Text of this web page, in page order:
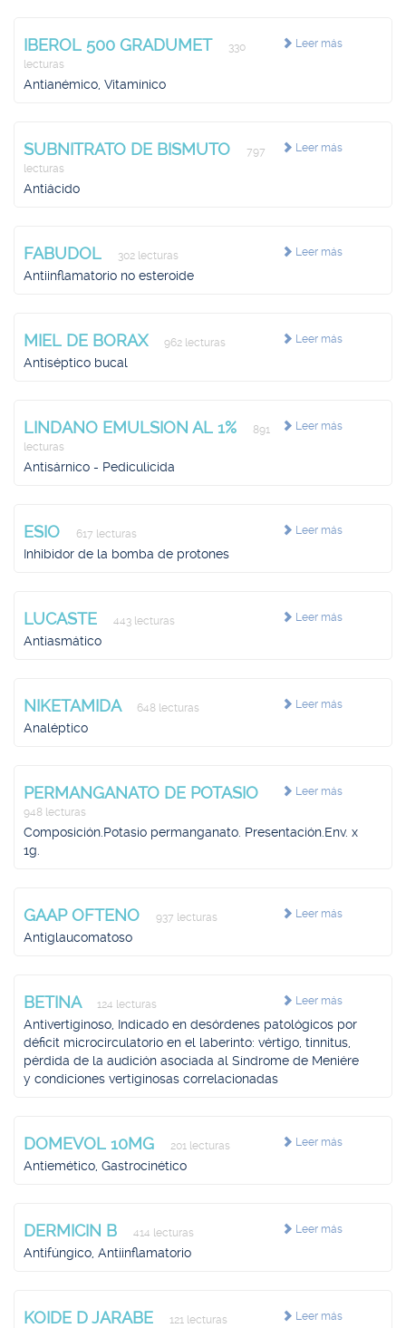
Leer más
IBEROL 500 GRADUMET
330
lecturas
Antianémico, Vitamínico
Leer más
SUBNITRATO DE BISMUTO
797
lecturas
Antiácido
Leer más
FABUDOL 302 lecturas
Antiinflamatorio no esteroide
Leer más
MIEL DE BORAX 962 lecturas
Antiséptico bucal
Leer más
LINDANO EMULSION AL 1%
891
lecturas
Antisárnico - Pediculicida
Leer más
ESIO 617 lecturas
Inhibidor de la bomba de protones
Leer más
LUCASTE 443 lecturas
Antiasmático
Leer más
NIKETAMIDA 648 lecturas
Analéptico
Leer más
PERMANGANATO DE POTASIO
948 lecturas
Composición.Potasio permanganato. Presentación.Env. x
1g.
Leer más
GAAP OFTENO 937 lecturas
Antiglaucomatoso
Leer más
BETINA 124 lecturas
Antivertiginoso, Indicado en desórdenes patológicos por
déficit microcirculatorio en el laberinto: vértigo, tinnitus,
pérdida de la audición asociada al Síndrome de Meniére
y condiciones vertiginosas correlacionadas
Leer más
DOMEVOL 10MG 201 lecturas
Antiemético, Gastrocinético
Leer más
DERMICIN B 414 lecturas
Antifúngico, Antiinflamatorio
Leer más
KOIDE D JARABE 121 lecturas